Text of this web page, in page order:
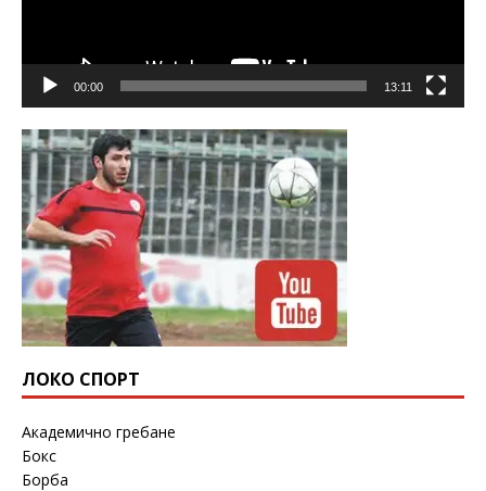
00:00 13:11
ЛОКО СПОРТ
Академично гребане
Бокс
Борба